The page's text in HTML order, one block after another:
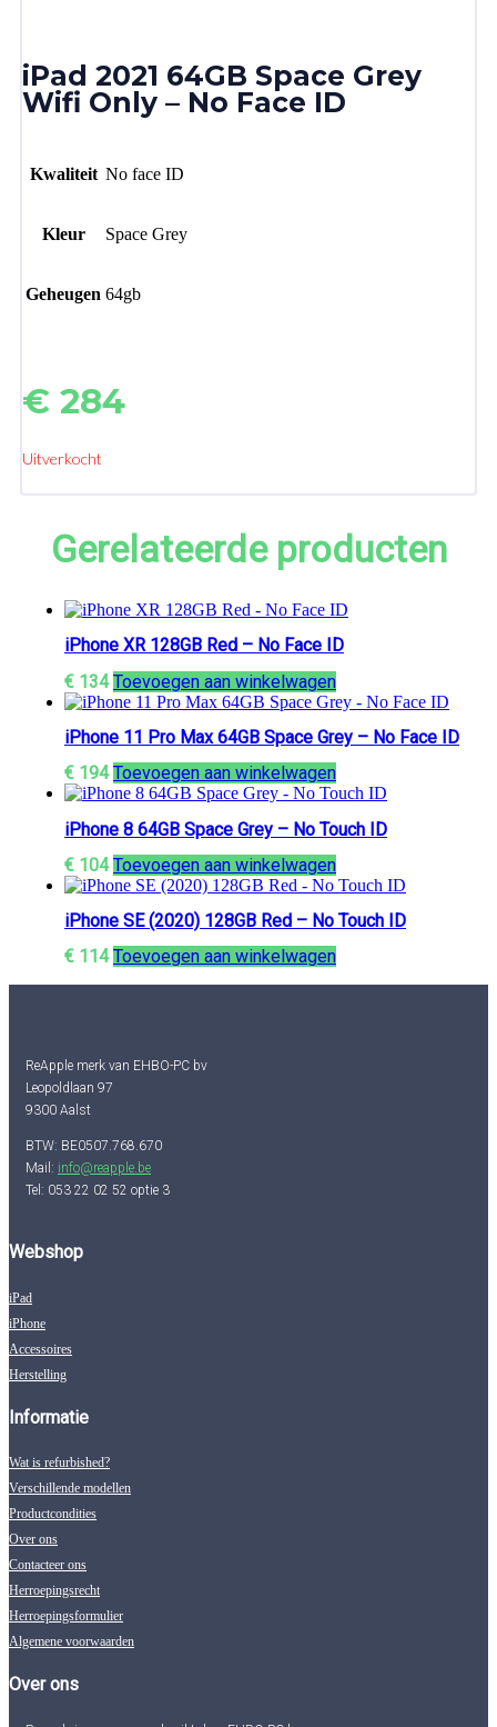
iPad 2021 64GB Space Grey
Wifi Only – No Face ID
Kwaliteit No face ID
Kleur Space Grey
Geheugen 64gb
€ 284
Uitverkocht
Gerelateerde producten
iPhone XR 128GB Red – No Face ID
€ 134 Toevoegen aan winkelwagen
iPhone 11 Pro Max 64GB Space Grey – No Face ID
€ 194 Toevoegen aan winkelwagen
iPhone 8 64GB Space Grey – No Touch ID
€ 104 Toevoegen aan winkelwagen
iPhone SE (2020) 128GB Red – No Touch ID
€ 114 Toevoegen aan winkelwagen
ReApple merk van EHBO-PC bv
Leopoldlaan 97
9300 Aalst
BTW: BE0507.768.670
Mail: info@reapple.be
Tel: 053 22 02 52 optie 3
Webshop
iPad
iPhone
Accessoires
Herstelling
Informatie
Wat is refurbished?
Verschillende modellen
Productcondities
Over ons
Contacteer ons
Herroepingsrecht
Herroepingsformulier
Algemene voorwaarden
Over ons